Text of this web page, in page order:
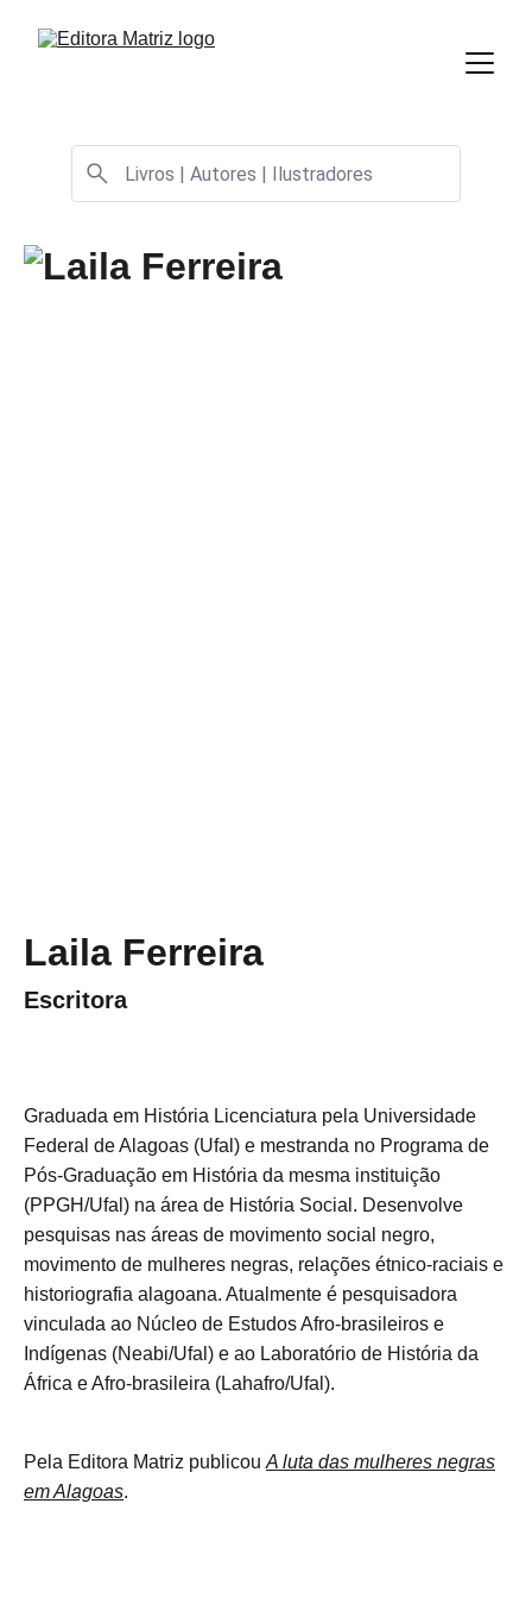
Laila Ferreira
Escritora
Graduada em História Licenciatura pela Universidade
Federal de Alagoas (Ufal) e mestranda no Programa de
Pós-Graduação em História da mesma instituição
(PPGH/Ufal) na área de História Social. Desenvolve
pesquisas nas áreas de movimento social negro,
movimento de mulheres negras, relações étnico-raciais e
historiografia alagoana. Atualmente é pesquisadora
vinculada ao Núcleo de Estudos Afro-brasileiros e
Indígenas (Neabi/Ufal) e ao Laboratório de História da
África e Afro-brasileira (Lahafro/Ufal).
Pela Editora Matriz publicou A luta das mulheres negras
em Alagoas.